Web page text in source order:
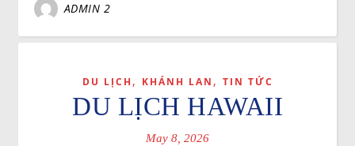
ADMIN 2
DU LỊCH , KHÁNH LAN , TIN TỨC
DU LỊCH HAWAII
May 8, 2026